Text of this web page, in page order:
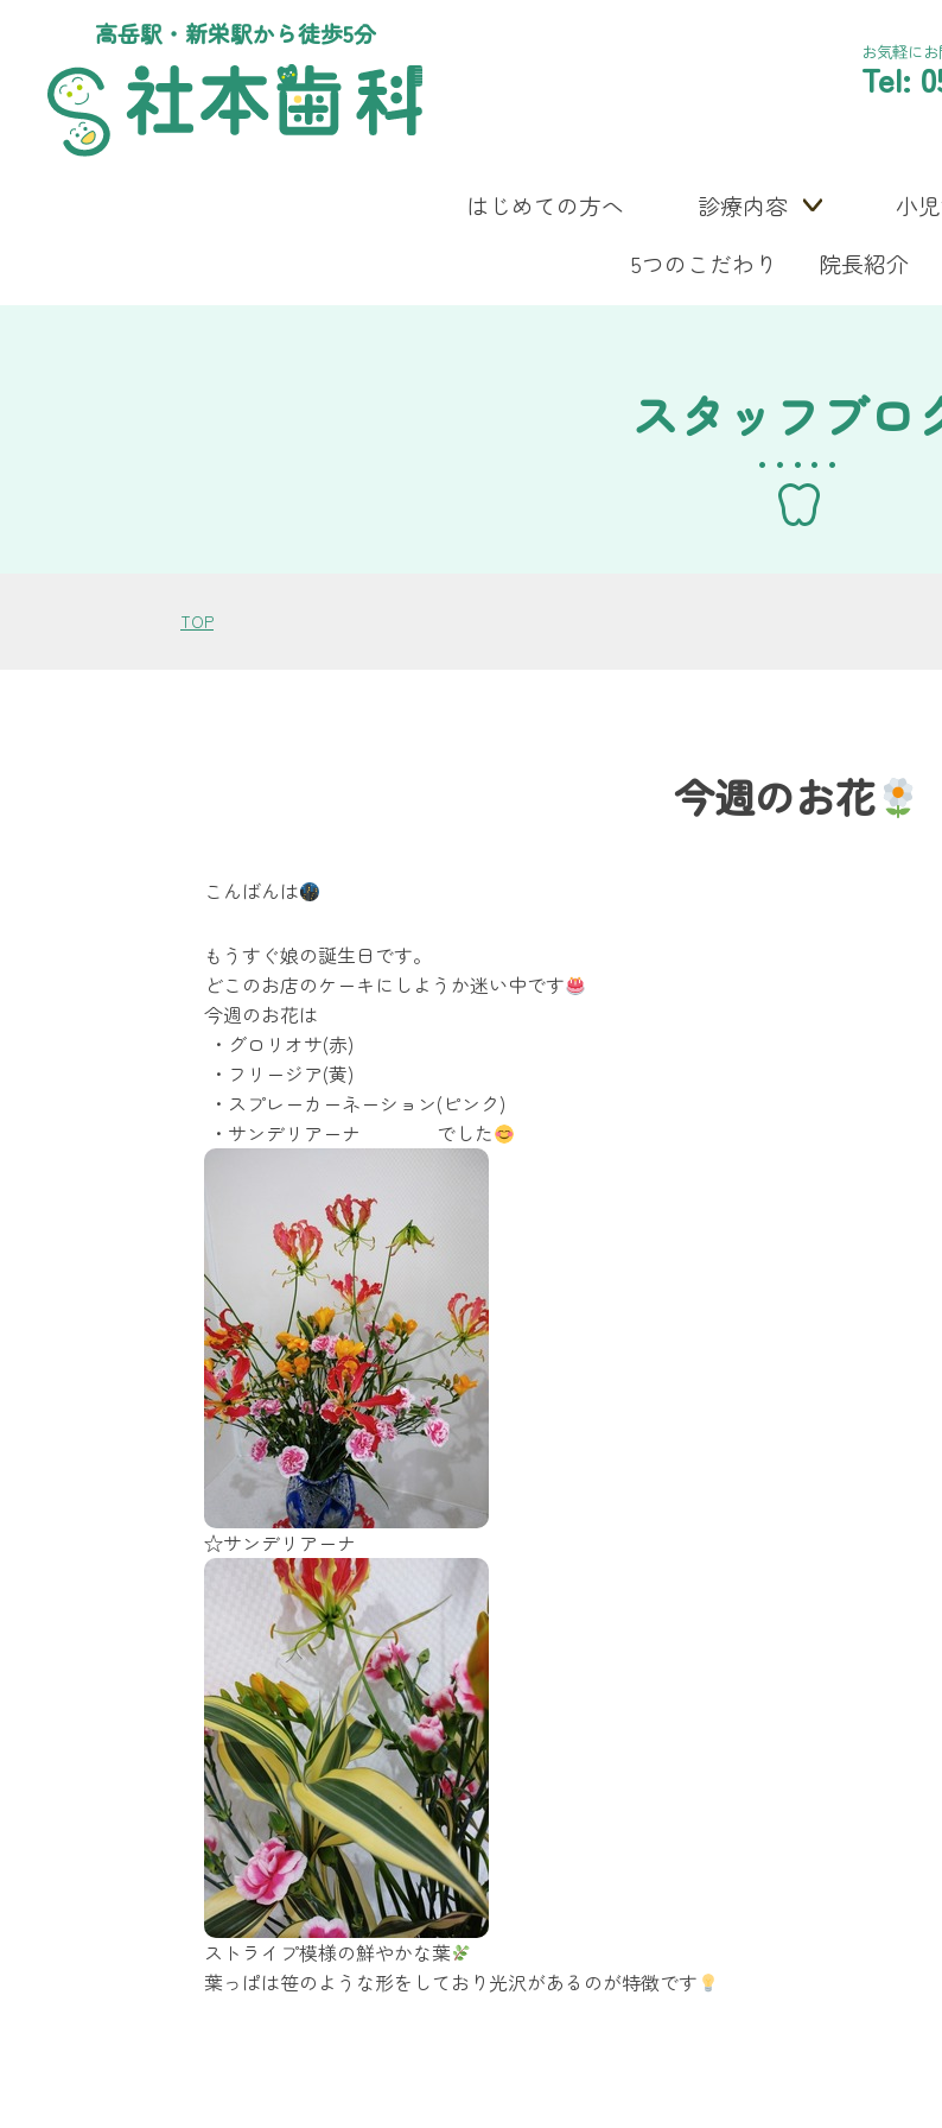
高岳駅・新栄駅から徒歩5分
お気軽に
Tel:
はじめての方へ 診療内容 小
5つのこだわり
院長紹介
スタッフブロ
TOP
今週のお花
こんばんは
もうすぐ娘の誕生日です。
どこのお店のケーキにしようか迷い中です
今週のお花は
・グロリオサ(赤)
・フリージア(黄)
・スプレーカーネーション(ピンク)
・サンデリアーナ でした
☆サンデリアーナ
ストライプ模様の鮮やかな葉
葉っぱは笹のような形をしており光沢があるのが特徴です